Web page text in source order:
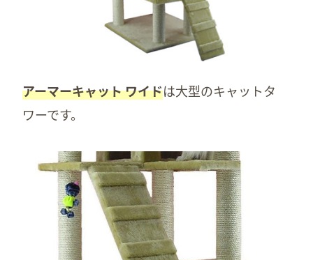
アーマーキャット ワイドは大型のキャットタ
ワーです。